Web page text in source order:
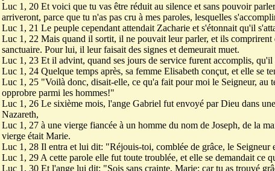
Luc 1, 20 Et voici que tu vas être réduit au silence et sans pouvoir
arriveront, parce que tu n'as pas cru à mes paroles, lesquelles
Luc 1, 21 Le peuple cependant attendait Zacharie et s'étonnait qu'il
Luc 1, 22 Mais quand il sortit, il ne pouvait leur parler, et ils
sanctuaire. Pour lui, il leur faisait des signes et demeurait muet.
Luc 1, 23 Et il advint, quand ses jours de service furent accomplis, qu'il
Luc 1, 24 Quelque temps après, sa femme Elisabeth conçut, et elle se
Luc 1, 25 "Voilà donc, disait-elle, ce qu'a fait pour moi le Seigneur, au
opprobre parmi les hommes!"
Luc 1, 26 Le sixième mois, l'ange Gabriel fut envoyé par Dieu dans
Nazareth,
Luc 1, 27 à une vierge fiancée à un homme du nom de Joseph, de la
vierge était Marie.
Luc 1, 28 Il entra et lui dit: "Réjouis-toi, comblée de grâce, le Seigneur
Luc 1, 29 A cette parole elle fut toute troublée, et elle se demandait ce
Luc 1, 30 Et l'ange lui dit: "Sois sans crainte, Marie; car tu as trouvé